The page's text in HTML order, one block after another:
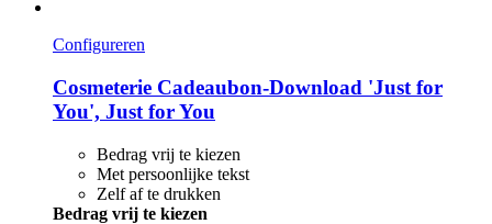
Configureren
Cosmeterie Cadeaubon-​Download 'Just for
You', Just for You
Bedrag vrij te kiezen
Met persoonlijke tekst
Zelf af te drukken
Bedrag vrij te kiezen